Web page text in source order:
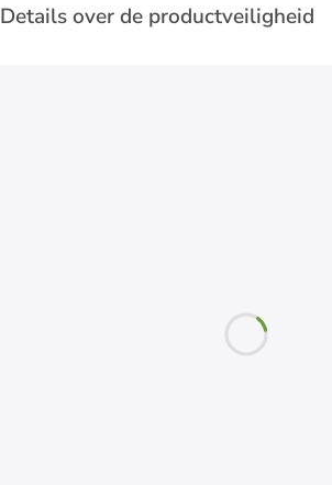
Details over de productveiligheid